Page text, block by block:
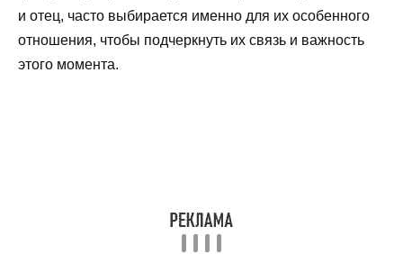
и отец, часто выбирается именно для их особенного
отношения, чтобы подчеркнуть их связь и важность
этого момента.